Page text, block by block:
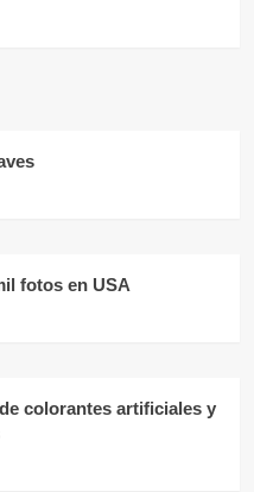
fotos en USA
colorantes artificiales y